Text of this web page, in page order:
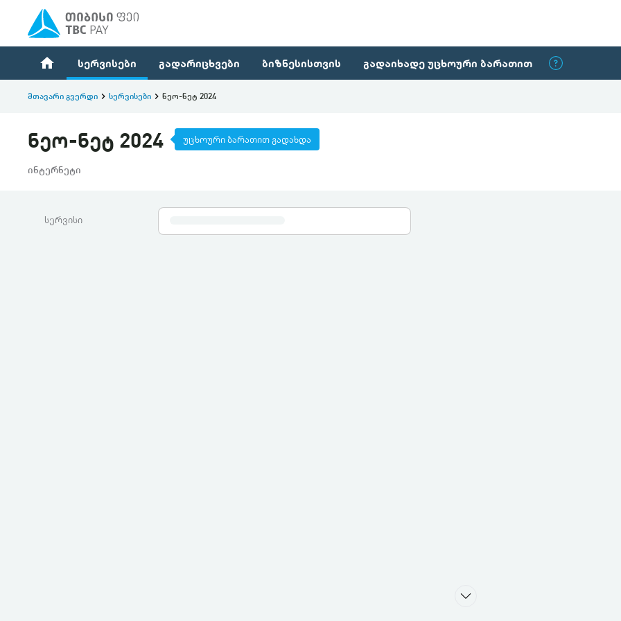
home სერვისები გადარიცხვები ბიზნესისთვის გადაიხადე უცხოური ბარათით
მთავარი გვერდი keyboard_arrow_right სერვისები keyboard_arrow_right ნეო-ნეტ 2024
ნეო-ნეტ 2024 უცხოური ბარათით გადახდა
ინტერნეტი
სერვისი